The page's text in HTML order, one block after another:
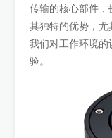
传输的核心部件，
其独特的优势，
我们对工作环境
验。